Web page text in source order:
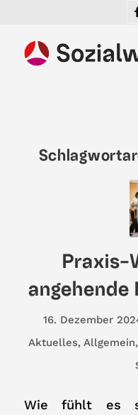
Praxis-
16. Dezember
Aktuelles, Allgemein,
Wie fühlt es